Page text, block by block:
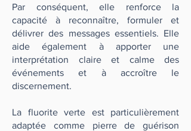
Par conséquent, elle renforce la
capacité à reconnaître, formuler et
délivrer des messages essentiels. Elle
aide également à apporter une
interprétation claire et calme des
événements et à accroître le
discernement.
La fluorite verte est particulièrement
adaptée comme pierre de guérison